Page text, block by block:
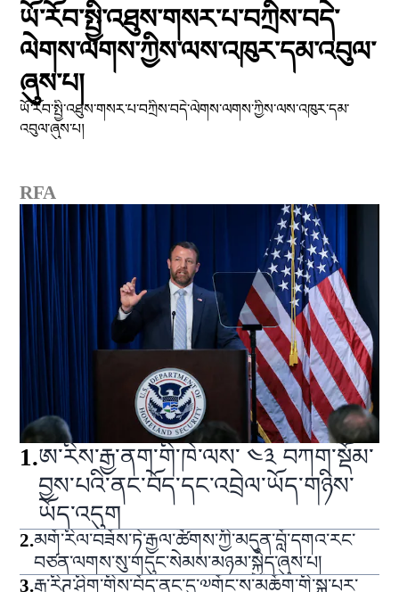
ཡོ་རོབ་སྤྱི་འཐུས་གསར་པ་བཀྲིས་བདེ་
ལེགས་ལགས་ཀྱིས་ལས་འཁུར་དམ་འབུལ་
ཞུས་པ།
ཡོ་རོབ་སྤྱི་འཐུས་གསར་པ་བཀྲིས་བདེ་ལེགས་ལགས་ཀྱིས་ལས་འཁུར་དམ་
འབུལ་ཞུས་པ།
RFA
1.ཨ་རིས་རྒྱ་ནག་གི་ཁེ་ལས་ ༤༣ བཀག་སྡོམ་
བྱས་པའི་ནང་བོད་དང་འབྲེལ་ཡོད་གཉིས་
ཡོད་འདུག
2.མགོ་རིལ་བཟོས་ཏེ་རྒྱལ་ཚོགས་ཀྱི་མདུན་བློ་དགའ་རང་
བཙན་ལགས་སུ་གདུང་སེམས་མཉམ་སྐྱེད་ཞུས་པ།
3.རྒྱ་རིཊ་ཤིག་གིས་བོད་ནང་དུ་༧གོང་ས་མཆོག་གི་སྐུ་པར་